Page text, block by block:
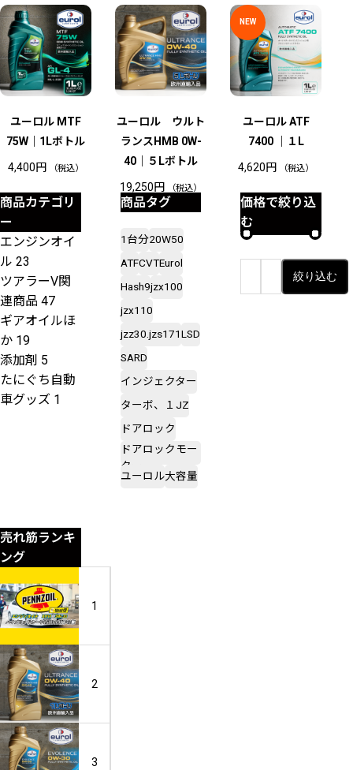
商品カテゴリ
ー
エンジンオイ
ル 23
ツアラーV関
連商品 47
ギアオイルほ
か 19
添加剤 5
たにぐち自動
車グッズ 1
商品タグ
1台分20W50
ATFCVTEurol
Hash9jzx100
jzx110
jzz30.jzs171LSD
SARD
インジェクター
ターボ、１JZ
ドアロック
ドアロックモー
ター
ユーロル大容量
価格で絞り込
む
絞り込む
売れ筋ランキ
ング
1
2
3
ユーロル MTF
75W｜1Lボトル
4,400円 （税込）
ユーロル ウルト
ランスHMB 0W-
40｜５Lボトル
19,250円 （税込）
NEW
ユーロル ATF
7400 ｜１L
4,620円 （税込）